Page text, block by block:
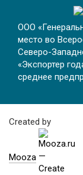
ООО
место во
Северо-
«Экспортер
среднее
Created by
Mooza